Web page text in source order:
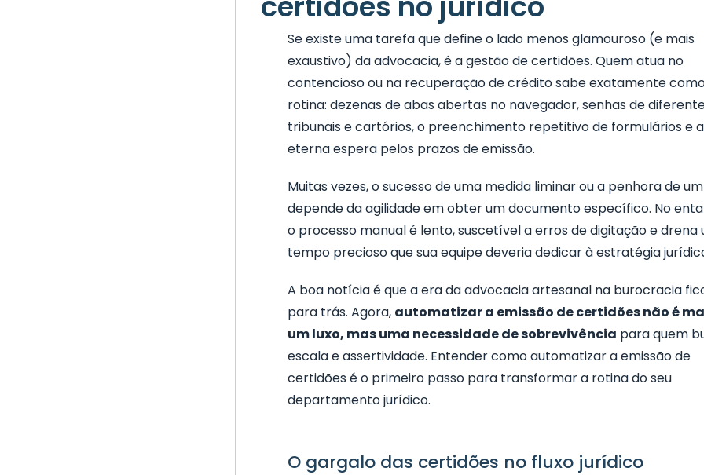
Se existe uma tarefa que define o lado menos glamouroso (e mais
exaustivo) da advocacia, é a gestão de certidões. Quem atua no
contencioso ou na recuperação de crédito sabe exatamente
rotina: dezenas de abas abertas no navegador, senhas de
tribunais e cartórios, o preenchimento repetitivo de formulários e a
eterna espera pelos prazos de emissão.
Muitas vezes, o sucesso de uma medida liminar ou a penhora de
depende da agilidade em obter um documento específico. No
o processo manual é lento, suscetível a erros de digitação e drena
tempo precioso que sua equipe deveria dedicar à estratégia
A boa notícia é que a era da advocacia artesanal na burocracia
para trás. Agora, automatizar a emissão de certidões não é
um luxo, mas uma necessidade de sobrevivência para quem
escala e assertividade. Entender como automatizar a emissão de
certidões é o primeiro passo para transformar a rotina do seu
departamento jurídico.
O gargalo das certidões no fluxo jurídico